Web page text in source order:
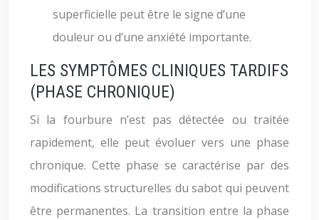
superficielle peut être le signe d’une
douleur ou d’une anxiété importante.
LES SYMPTÔMES CLINIQUES TARDIFS
(PHASE CHRONIQUE)
Si la fourbure n’est pas détectée ou traitée
rapidement, elle peut évoluer vers une phase
chronique. Cette phase se caractérise par des
modifications structurelles du sabot qui peuvent
être permanentes. La transition entre la phase